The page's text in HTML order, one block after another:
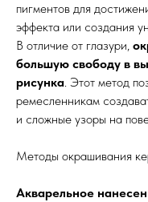
пигментов для
эффекта или создания
В отличие от глазури,
большую свободу в
рисунка . Этот метод
ремесленникам
и сложные узоры на
Методы окрашивания
Акварельное